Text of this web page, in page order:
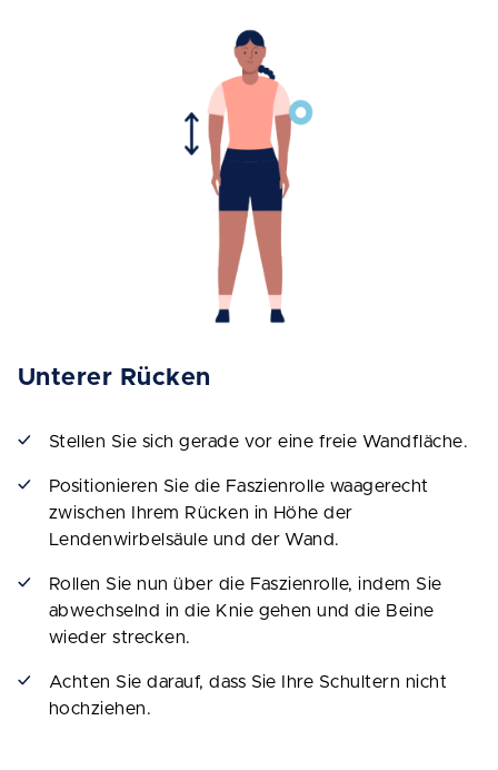
Unterer Rücken
Stellen Sie sich gerade vor eine freie Wandfläche.
Positionieren Sie die Faszienrolle waagerecht
zwischen Ihrem Rücken in Höhe der
Lendenwirbelsäule und der Wand.
Rollen Sie nun über die Faszienrolle, indem Sie
abwechselnd in die Knie gehen und die Beine
wieder strecken.
Achten Sie darauf, dass Sie Ihre Schultern nicht
hochziehen.